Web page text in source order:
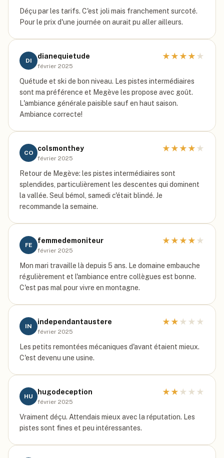
Déçu par les tarifs. C'est joli mais franchement surcoté.
Pour le prix d'une journée on aurait pu aller ailleurs.
DI
dianequietude
février 2025
★ ★ ★ ★ ★
Quétude et ski de bon niveau. Les pistes intermédiaires
sont ma préférence et Megève les propose avec goût.
L'ambiance générale paisible sauf en haut saison.
Ambiance correcte!
CO
colsmonthey
février 2025
★ ★ ★ ★ ★
Retour de Megève: les pistes intermédiaires sont
splendides, particulièrement les descentes qui dominent
la vallée. Seul bémol, samedi c'était blindé. Je
recommande la semaine.
FE
femmedemoniteur
février 2025
★ ★ ★ ★ ★
Mon mari travaille là depuis 5 ans. Le domaine embauche
régulièrement et l'ambiance entre collègues est bonne.
C'est pas mal pour vivre en montagne.
IN
independantaustere
février 2025
★ ★ ★ ★ ★
Les petits remontées mécaniques d'avant étaient mieux.
C'est devenu une usine.
HU
hugodeception
février 2025
★ ★ ★ ★ ★
Vraiment déçu. Attendais mieux avec la réputation. Les
pistes sont fines et peu intéressantes.